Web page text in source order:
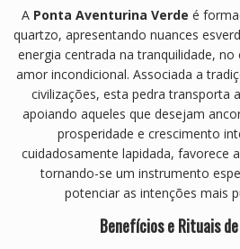
A Ponta Aventurina Verde é
quartzo, apresentando nuances
energia centrada na tranquilidade,
amor incondicional. Associada a
civilizações, esta pedra transporta
apoiando aqueles que desejam
prosperidade e crescimento
cuidadosamente lapidada, favorece
tornando-se um instrumento
potenciar as intenções mais
Benefícios e Rituais